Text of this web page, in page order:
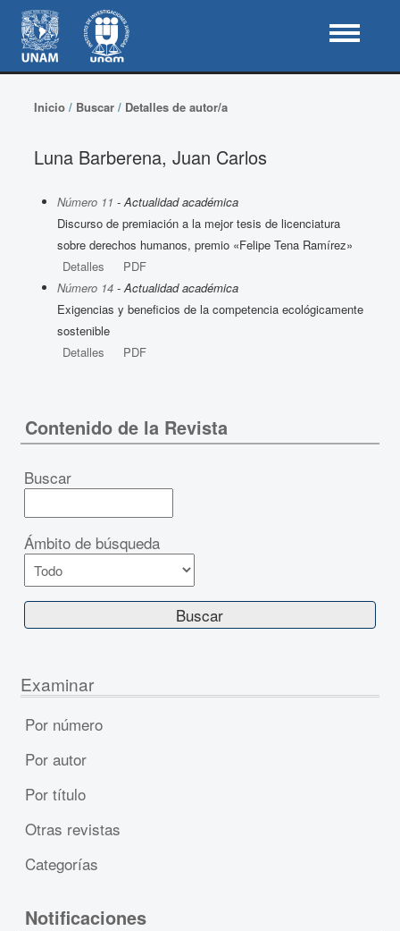
Inicio/ Buscar/ Detalles de autor/a
Luna Barberena, Juan Carlos
Número 11 - Actualidad académica
Discurso de premiación a la mejor tesis de licenciatura
sobre derechos humanos, premio «Felipe Tena Ramírez»
Detalles
PDF
Número 14- Actualidad académica
Exigencias y beneficios de la competencia ecológicamente
sostenible
Detalles
PDF
Contenido de la Revista
Buscar
Ámbito de búsqueda
Examinar
Por número
Por autor
Por título
Otras revistas
Categorías
Notificaciones